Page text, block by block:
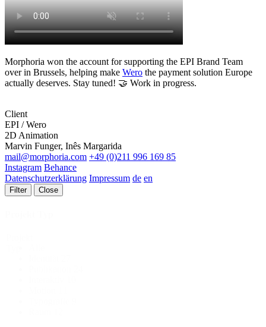
Morphoria won the account for supporting the EPI Brand Team
over in Brussels, helping make Wero the payment solution Europe
actually deserves. Stay tuned! 🤝 Work in progress.
Client
EPI / Wero
2D Animation
Marvin Funger, Inês Margarida
mail@morphoria.com +49 (0)211 996 169 85
Instagram Behance
Datenschutzerklärung Impressum de en
Filter Close